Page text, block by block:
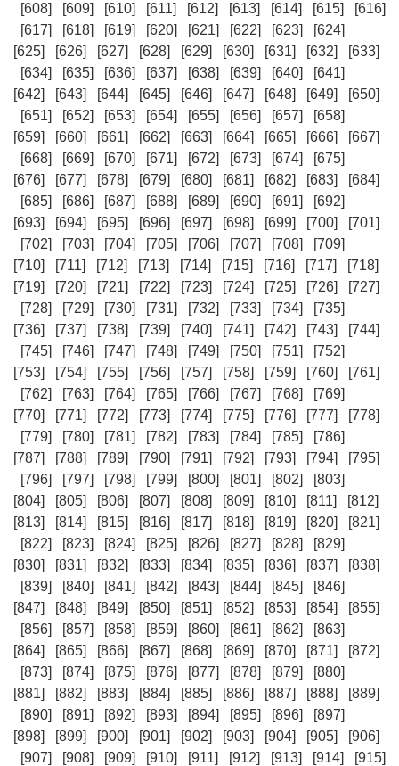
[608]
[609] [610] [611] [612] [613] [614] [615]
[616]
[617]
[618] [619] [620] [621] [622] [623]
[624]
[625]
[626] [627] [628] [629] [630] [631] [632]
[633]
[634]
[635] [636] [637] [638] [639] [640]
[641]
[642]
[643] [644] [645] [646] [647] [648] [649]
[650]
[651]
[652] [653] [654] [655] [656] [657]
[658]
[659]
[660] [661] [662] [663] [664] [665] [666]
[667]
[668]
[669] [670] [671] [672] [673] [674]
[675]
[676]
[677] [678] [679] [680] [681] [682] [683]
[684]
[685]
[686] [687] [688] [689] [690] [691]
[692]
[693]
[694] [695] [696] [697] [698] [699] [700]
[701]
[702]
[703] [704] [705] [706] [707] [708]
[709]
[710]
[711] [712] [713] [714] [715] [716] [717]
[718]
[719]
[720] [721] [722] [723] [724] [725] [726]
[727]
[728]
[729] [730] [731] [732] [733] [734]
[735]
[736]
[737] [738] [739] [740] [741] [742] [743]
[744]
[745]
[746] [747] [748] [749] [750] [751]
[752]
[753]
[754] [755] [756] [757] [758] [759] [760]
[761]
[762]
[763] [764] [765] [766] [767] [768]
[769]
[770]
[771] [772] [773] [774] [775] [776] [777]
[778]
[779]
[780] [781] [782] [783] [784] [785]
[786]
[787]
[788] [789] [790] [791] [792] [793] [794]
[795]
[796]
[797] [798] [799] [800] [801] [802]
[803]
[804]
[805] [806] [807] [808] [809] [810] [811]
[812]
[813]
[814] [815] [816] [817] [818] [819] [820]
[821]
[822]
[823] [824] [825] [826] [827] [828]
[829]
[830]
[831] [832] [833] [834] [835] [836] [837]
[838]
[839]
[840] [841] [842] [843] [844] [845]
[846]
[847]
[848] [849] [850] [851] [852] [853] [854]
[855]
[856]
[857] [858] [859] [860] [861] [862]
[863]
[864]
[865] [866] [867] [868] [869] [870] [871]
[872]
[873]
[874] [875] [876] [877] [878] [879]
[880]
[881]
[882] [883] [884] [885] [886] [887] [888]
[889]
[890]
[891] [892] [893] [894] [895] [896]
[897]
[898]
[899] [900] [901] [902] [903] [904] [905]
[906]
[907]
[908] [909] [910] [911] [912] [913] [914] [915]